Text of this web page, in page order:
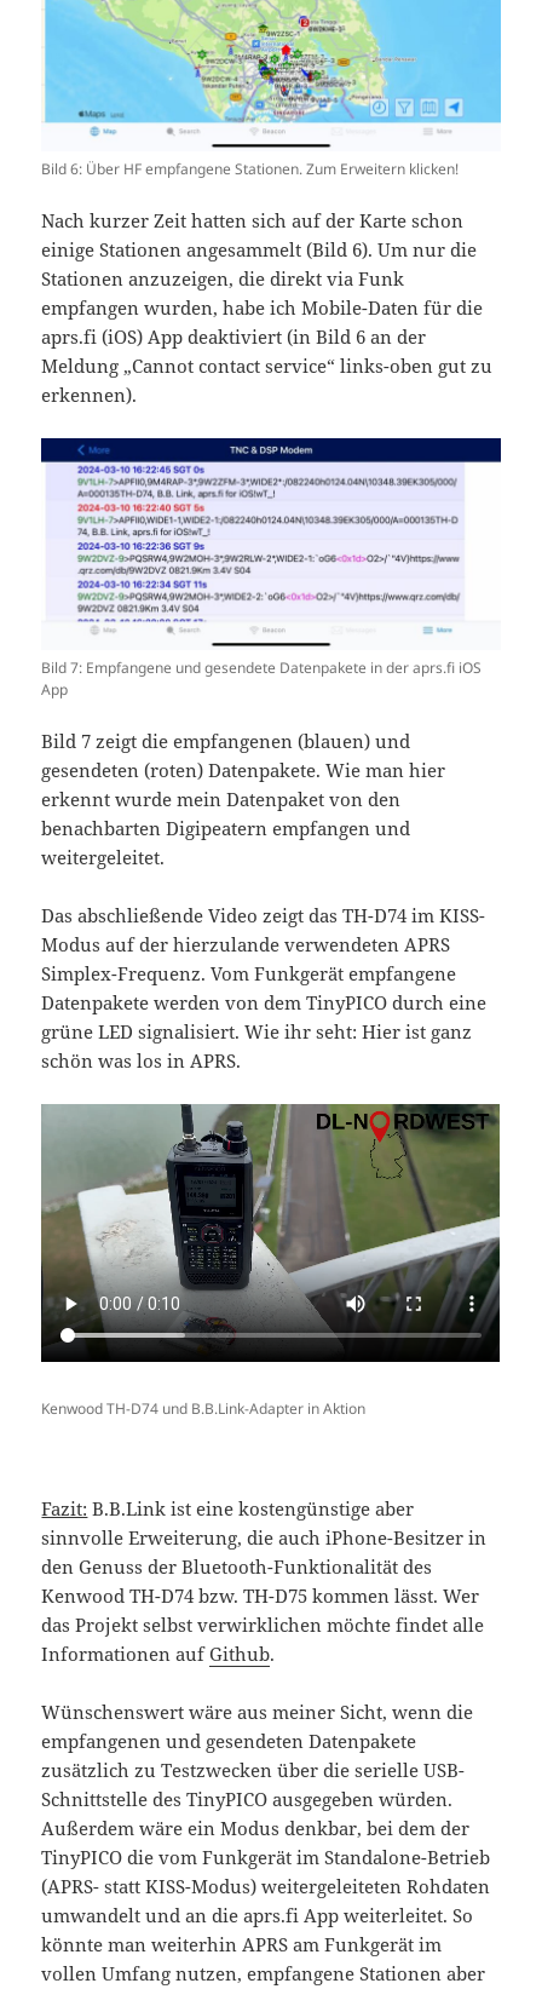
Bild 6: Über HF empfangene Stationen. Zum Erweitern klicken!
Nach kurzer Zeit hatten sich auf der Karte schon
einige Stationen angesammelt (Bild 6). Um nur die
Stationen anzuzeigen, die direkt via Funk
empfangen wurden, habe ich Mobile-Daten für die
aprs.fi (iOS) App deaktiviert (in Bild 6 an der
Meldung „Cannot contact service“ links-oben gut zu
erkennen).
Bild 7: Empfangene und gesendete Datenpakete in der aprs.fi iOS
App
Bild 7 zeigt die empfangenen (blauen) und
gesendeten (roten) Datenpakete. Wie man hier
erkennt wurde mein Datenpaket von den
benachbarten Digipeatern empfangen und
weitergeleitet.
Das abschließende Video zeigt das TH-D74 im KISS-
Modus auf der hierzulande verwendeten APRS
Simplex-Frequenz. Vom Funkgerät empfangene
Datenpakete werden von dem TinyPICO durch eine
grüne LED signalisiert. Wie ihr seht: Hier ist ganz
schön was los in APRS.
Kenwood TH-D74 und B.B.Link-Adapter in Aktion
Fazit: B.B.Link ist eine kostengünstige aber
sinnvolle Erweiterung, die auch iPhone-Besitzer in
den Genuss der Bluetooth-Funktionalität des
Kenwood TH-D74 bzw. TH-D75 kommen lässt. Wer
das Projekt selbst verwirklichen möchte findet alle
Informationen aufGithub.
Wünschenswert wäre aus meiner Sicht, wenn die
empfangenen und gesendeten Datenpakete
zusätzlich zu Testzwecken über die serielle USB-
Schnittstelle des TinyPICO ausgegeben würden.
Außerdem wäre ein Modus denkbar, bei dem der
TinyPICO die vom Funkgerät im Standalone-Betrieb
(APRS- statt KISS-Modus) weitergeleiteten Rohdaten
umwandelt und an die aprs.fi App weiterleitet. So
könnte man weiterhin APRS am Funkgerät im
vollen Umfang nutzen, empfangene Stationen aber